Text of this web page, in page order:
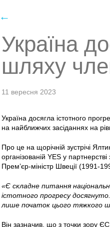
←
Україна
шляху
11 вересня 2023
Україна досягла істотного
на найближчих засіданнях на
Про це на щорічній зустрічі
організованій YES у
Прем’єр-міністр Швеції (1991-
«Є складне питання
істотного прогресу
лише початок цього тяжкого
Він зазначив, що з точки зору